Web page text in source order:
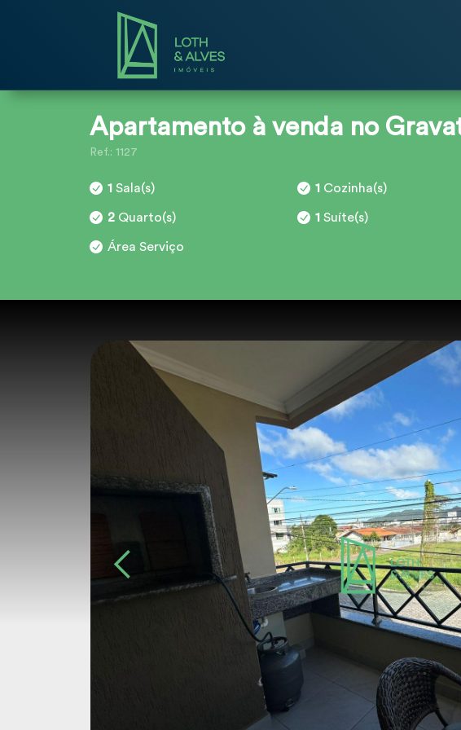
Apartamento à venda no
Ref.: 1127
1 Sala(s) 1 Cozinha(s)
2 Quarto(s) 1 Suíte(s)
Área Serviço